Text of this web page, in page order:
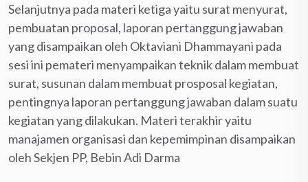
Selanjutnya pada materi ketiga yaitu surat menyurat,
pembuatan proposal, laporan pertanggung jawaban
yang disampaikan oleh Oktaviani Dhammayani pada
sesi ini pemateri menyampaikan teknik dalam membuat
surat, susunan dalam membuat prosposal kegiatan,
pentingnya laporan pertanggung jawaban dalam suatu
kegiatan yang dilakukan. Materi terakhir yaitu
manajamen organisasi dan kepemimpinan disampaikan
oleh Sekjen PP, Bebin Adi Darma